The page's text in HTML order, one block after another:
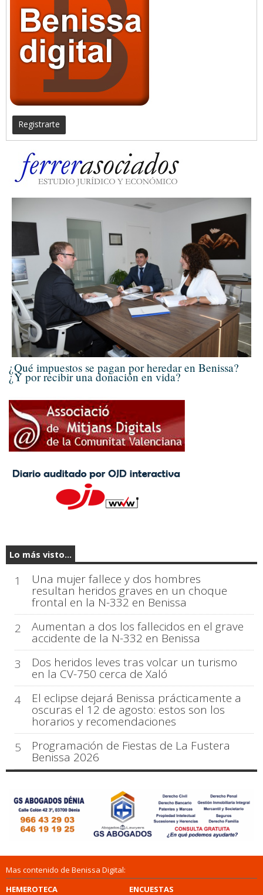
Registrarte
¿Qué impuestos se pagan por heredar en Benissa?
¿Y por recibir una donación en vida?
Lo más visto...
1 Una mujer fallece y dos hombres
resultan heridos graves en un choque
frontal en la N-332 en Benissa
2
Aumentan a dos los fallecidos en el grave
accidente de la N-332 en Benissa
3
Dos heridos leves tras volcar un turismo
en la CV-750 cerca de Xaló
4
El eclipse dejará Benissa prácticamente a
oscuras el 12 de agosto: estos son los
horarios y recomendaciones
5
Programación de Fiestas de La Fustera
Benissa 2026
Mas contenido de Benissa Digital:
HEMEROTECA
ENCUESTAS